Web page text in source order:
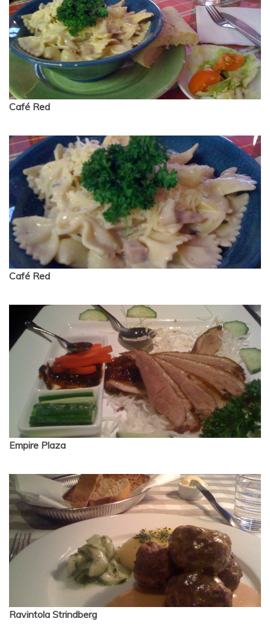
Café Red
Café Red
Empire Plaza
Ravintola Strindberg